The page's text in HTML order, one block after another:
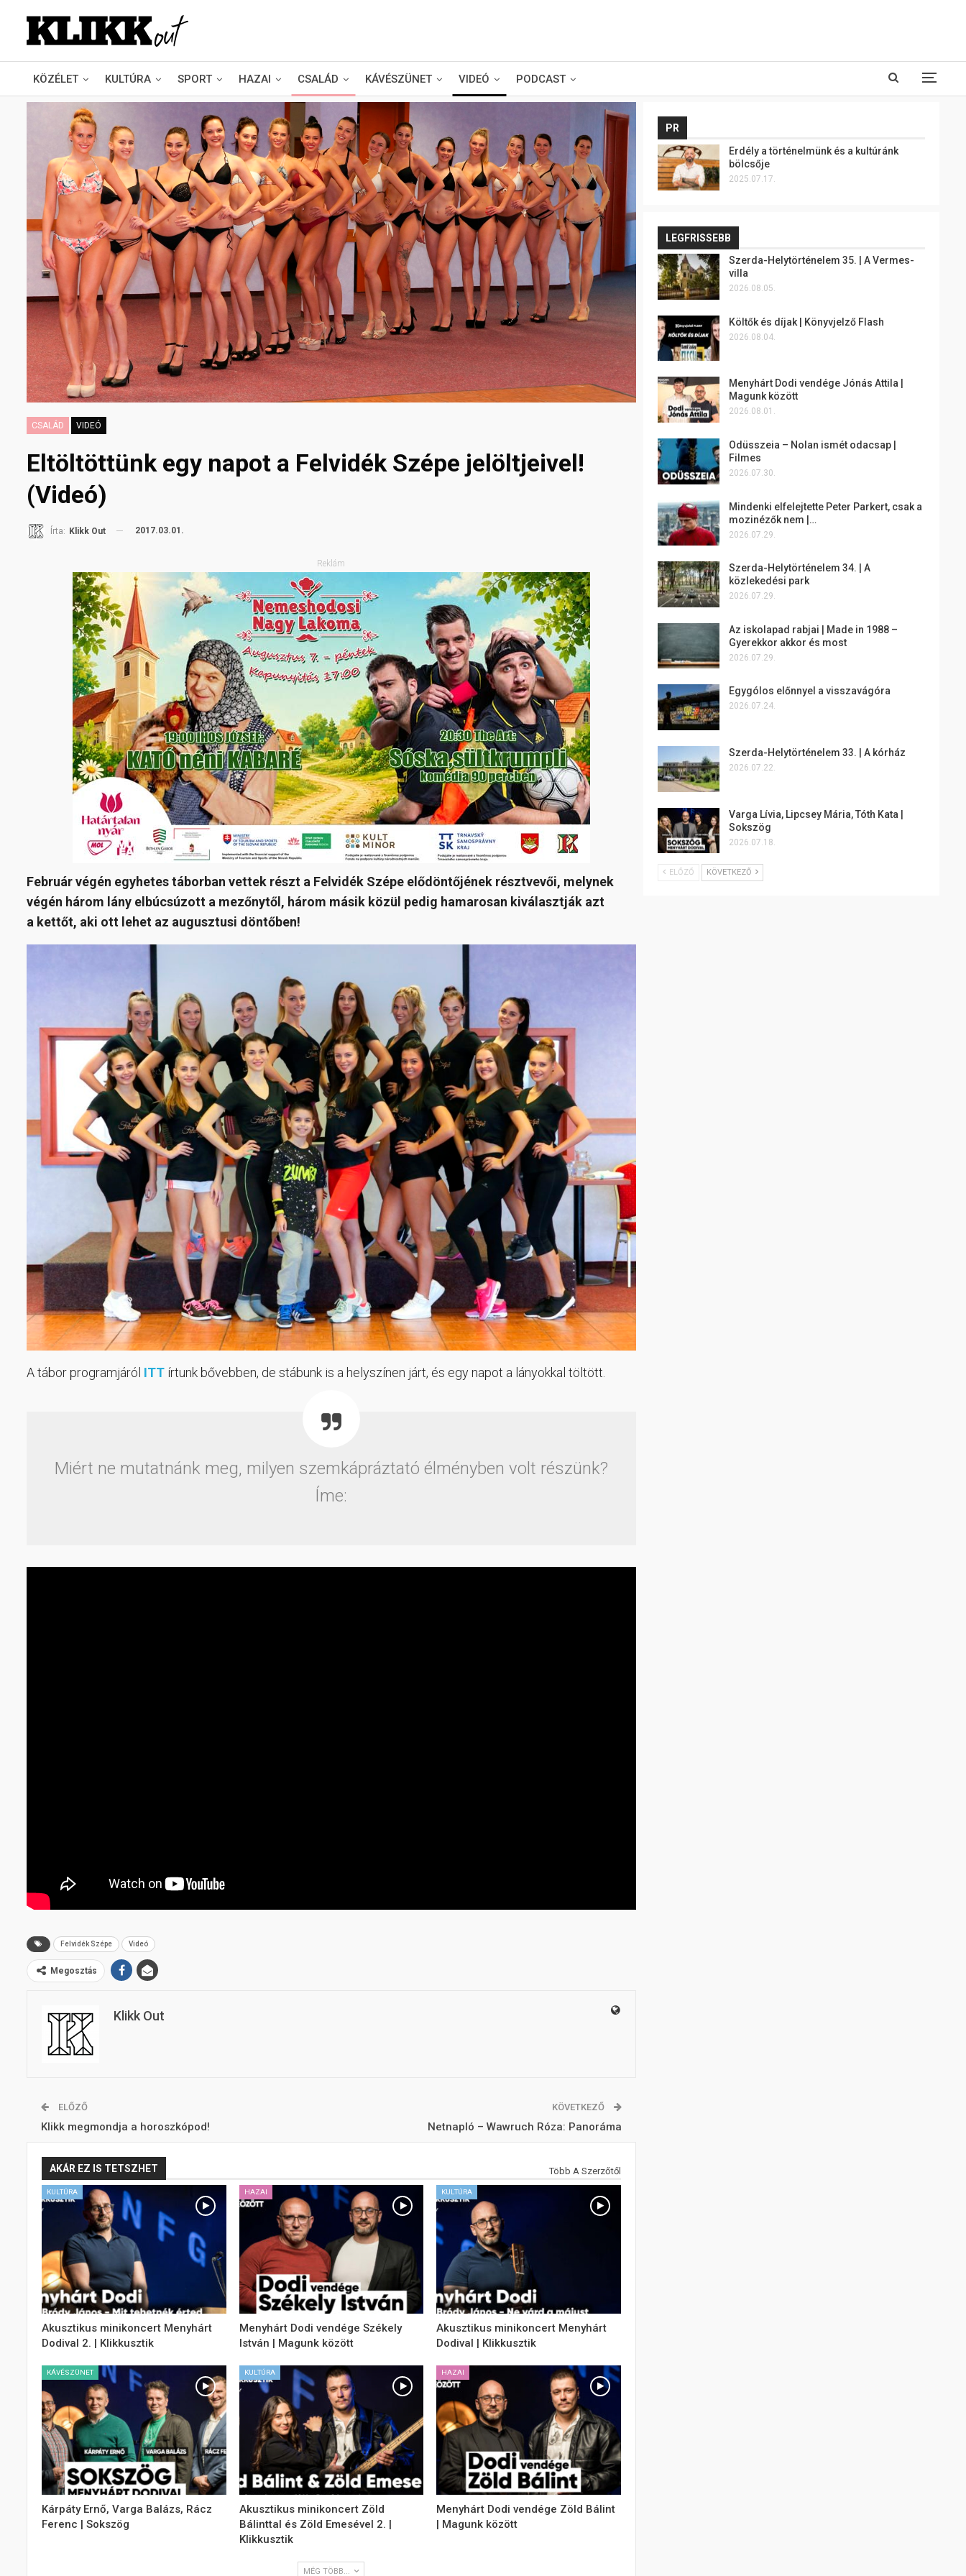
KÖZÉLET KULTÚRA SPORT HAZAI CSALÁD KÁVÉSZÜNET VIDEÓ PODCAST
CSALÁD VIDEÓ
Eltöltöttünk egy napot a Felvidék Szépe jelöltjeivel!
(Videó)
Írta: Klikk Out 2017.03.01.
Reklám
Február végén egyhetes táborban vettek részt a Felvidék Szépe elődöntőjének résztvevői, melynek
végén három lány elbúcsúzott a mezőnytől, három másik közül pedig hamarosan kiválasztják azt
a kettőt, aki ott lehet az augusztusi döntőben!
A tábor programjáról ITT írtunk bővebben, de stábunk is a helyszínen járt, és egy napot a lányokkal töltött.
Miért ne mutatnánk meg, milyen szemkápráztató élményben volt részünk?
Íme:
Felvidék Szépe Videó
Megosztás
Klikk Out
ELŐZŐ
Klikk megmondja a horoszkópod!
KÖVETKEZŐ
Netnapló – Wawruch Róza: Panoráma
AKÁR EZ IS TETSZHET Több A Szerzőtől
KULTÚRA
Akusztikus minikoncert Menyhárt
Dodival 2. | Klikkusztik
HAZAI
Menyhárt Dodi vendége Székely
István | Magunk között
KULTÚRA
Akusztikus minikoncert Menyhárt
Dodival | Klikkusztik
KÁVÉSZÜNET
Kárpáty Ernő, Varga Balázs, Rácz
Ferenc | Sokszög
KULTÚRA
Akusztikus minikoncert Zöld
Bálinttal és Zöld Emesével 2. |
Klikkusztik
HAZAI
Menyhárt Dodi vendége Zöld Bálint
| Magunk között
MÉG TÖBB...
PR
Erdély a történelmünk és a kultúránk
bölcsője
2025.07.17.
LEGFRISSEBB
Szerda-Helytörténelem 35. | A Vermes-
villa
2026.08.05.
Költők és díjak | Könyvjelző Flash
2026.08.04.
Menyhárt Dodi vendége Jónás Attila |
Magunk között
2026.08.01.
Odüsszeia – Nolan ismét odacsap |
Filmes
2026.07.30.
Mindenki elfelejtette Peter Parkert, csak a
mozinézők nem |…
2026.07.29.
Szerda-Helytörténelem 34. | A
közlekedési park
2026.07.29.
Az iskolapad rabjai | Made in 1988 –
Gyerekkor akkor és most
2026.07.29.
Egygólos előnnyel a visszavágóra
2026.07.24.
Szerda-Helytörténelem 33. | A kórház
2026.07.22.
Varga Lívia, Lipcsey Mária, Tóth Kata |
Sokszög
2026.07.18.
ELŐZŐ KÖVETKEZŐ